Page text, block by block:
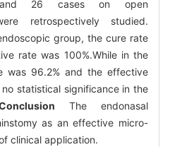
and 26 cases on open
retrospectively studied.
group, the cure rate
rate was 100%.While in the
was 96.2% and the effective
statistical significance in the
The endonasal
as an effective micro-
clinical application.